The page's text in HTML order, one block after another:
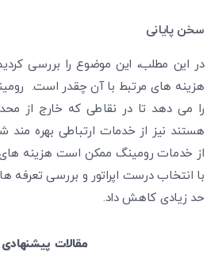
سخن پایانی
در این مطلب، این موضوع را بررسی
هزینه های مرتبط با آن چقدر است.
را می ‌دهد تا در نقاطی که خارج از
هستند نیز از خدمات ارتباطی بهره ‌مند
از خدمات رومینگ ممکن است هزینه‌ های
با انتخاب درست اپراتور و بررسی تعرفه
حد زیادی کاهش داد.
مقالات پیشنهادی